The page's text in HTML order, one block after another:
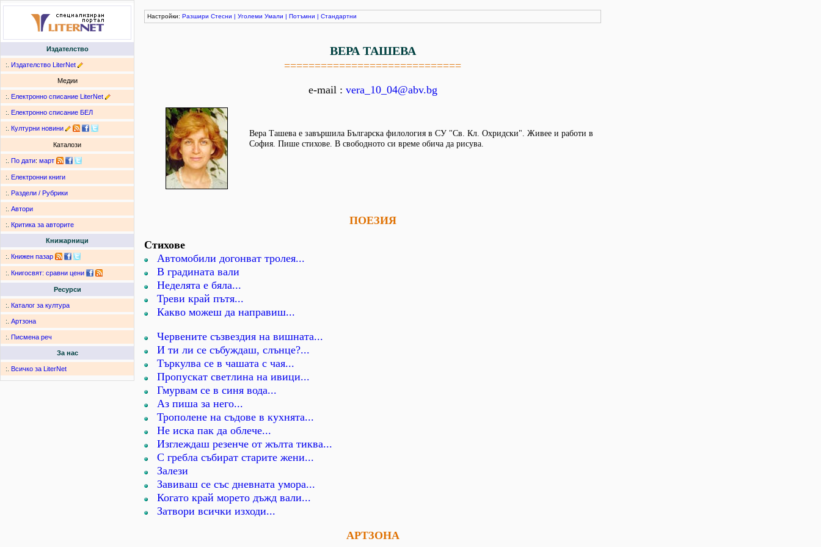
Издателство
:. Издателство LiterNet
Медии
:. Електронно списание LiterNet
:. Електронно списание БЕЛ
:. Културни новини
Каталози
:. По дати: март
:. Електронни книги
:. Раздели / Рубрики
:. Автори
:. Критика за авторите
Книжарници
:. Книжен пазар
:. Книгосвят: сравни цени
Ресурси
:. Каталог за култура
:. Артзона
:. Писмена реч
За нас
:. Всичко за LiterNet
Настройки: Разшири Стесни | Уголеми Умали | Потъмни | Стандартни
ВЕРА ТАШЕВА
=============================
e-mail : vera_10_04@abv.bg
Вера Ташева е завършила Българска филология в СУ "Св. Кл. Охридски". Живее и работи в
София. Пише стихове. В свободното си време обича да рисува.
ПОЕЗИЯ
Стихове
Автомобили догонват тролея...
В градината вали
Неделята е бяла...
Треви край пътя...
Какво можеш да направиш...
Червените съзвездия на вишната...
И ти ли се събуждаш, слънце?...
Търкулва се в чашата с чая...
Пропускат светлина на ивици...
Гмурвам се в синя вода...
Аз пиша за него...
Трополене на съдове в кухнята...
Не иска пак да облече...
Изглеждаш резенче от жълта тиква...
С гребла събират старите жени...
Залези
Завиваш се със дневната умора...
Когато край морето дъжд вали...
Затвори всички изходи...
АРТЗОНА